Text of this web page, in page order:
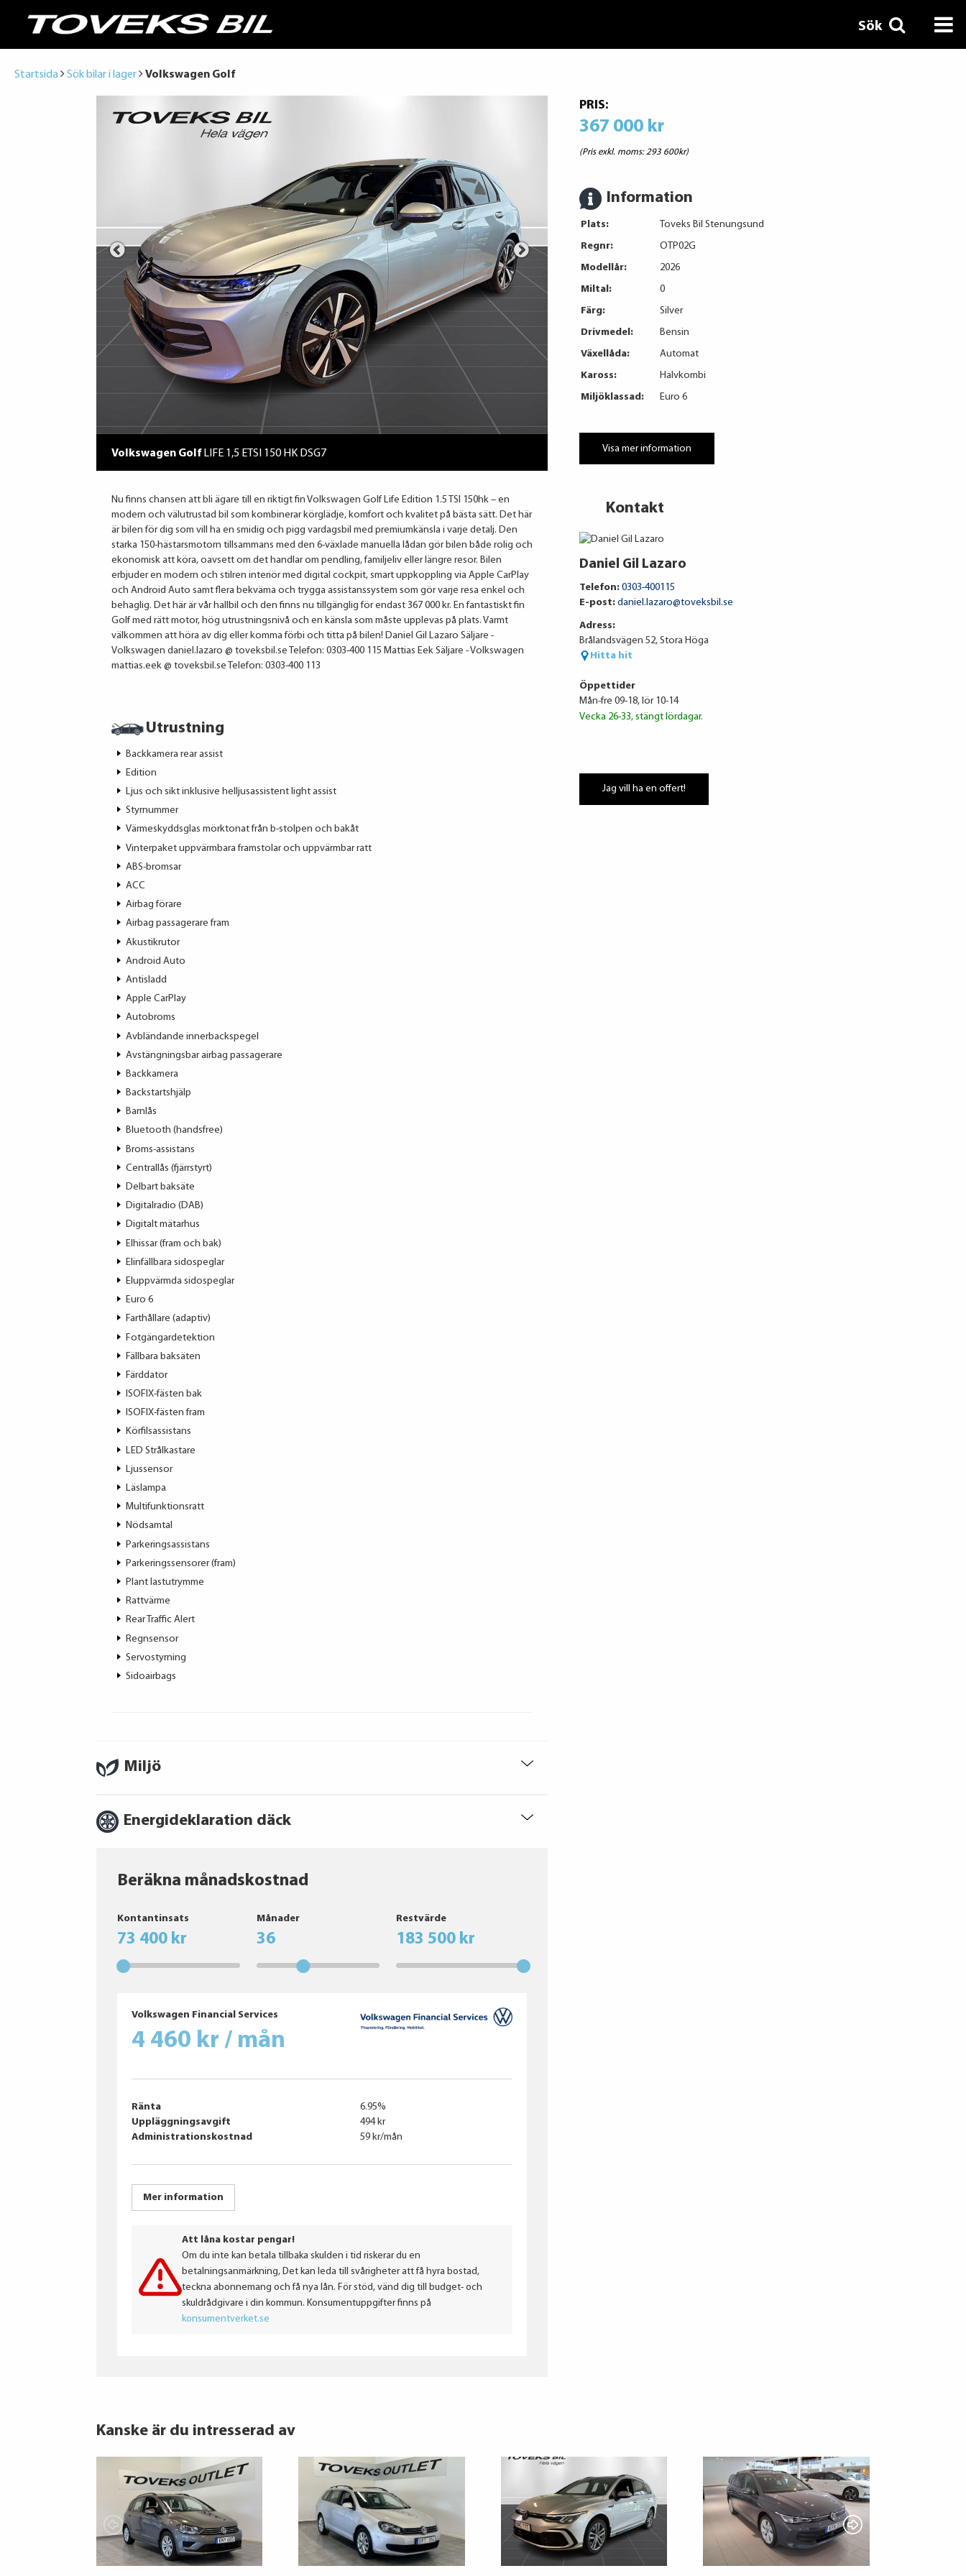
Sök
Startsida Sök bilar i lager Volkswagen Golf
Volkswagen Golf LIFE 1,5 ETSI 150 HK DSG7
Nu finns chansen att bli ägare till en riktigt fin Volkswagen Golf Life Edition 1.5 TSI 150hk – en
modern och välutrustad bil som kombinerar körglädje, komfort och kvalitet på bästa sätt. Det här
är bilen för dig som vill ha en smidig och pigg vardagsbil med premiumkänsla i varje detalj. Den
starka 150-hästarsmotorn tillsammans med den 6-växlade manuella lådan gör bilen både rolig och
ekonomisk att köra, oavsett om det handlar om pendling, familjeliv eller längre resor. Bilen
erbjuder en modern och stilren interiör med digital cockpit, smart uppkoppling via Apple CarPlay
och Android Auto samt flera bekväma och trygga assistanssystem som gör varje resa enkel och
behaglig. Det här är vår hallbil och den finns nu tillgänglig för endast 367 000 kr. En fantastiskt fin
Golf med rätt motor, hög utrustningsnivå och en känsla som måste upplevas på plats. Varmt
välkommen att höra av dig eller komma förbi och titta på bilen! Daniel Gil Lazaro Säljare -
Volkswagen daniel.lazaro @ toveksbil.se Telefon: 0303-400 115 Mattias Eek Säljare - Volkswagen
mattias.eek @ toveksbil.se Telefon: 0303-400 113
Utrustning
Backkamera rear assist
Edition
Ljus och sikt inklusive helljusassistent light assist
Styrnummer
Värmeskyddsglas mörktonat från b-stolpen och bakåt
Vinterpaket uppvärmbara framstolar och uppvärmbar ratt
ABS-bromsar
ACC
Airbag förare
Airbag passagerare fram
Akustikrutor
Android Auto
Antisladd
Apple CarPlay
Autobroms
Avbländande innerbackspegel
Avstängningsbar airbag passagerare
Backkamera
Backstartshjälp
Barnlås
Bluetooth (handsfree)
Broms-assistans
Centrallås (fjärrstyrt)
Delbart baksäte
Digitalradio (DAB)
Digitalt mätarhus
Elhissar (fram och bak)
Elinfällbara sidospeglar
Eluppvärmda sidospeglar
Euro 6
Farthållare (adaptiv)
Fotgängardetektion
Fällbara baksäten
Färddator
ISOFIX-fästen bak
ISOFIX-fästen fram
Körfilsassistans
LED Strålkastare
Ljussensor
Läslampa
Multifunktionsratt
Nödsamtal
Parkeringsassistans
Parkeringssensorer (fram)
Plant lastutrymme
Rattvärme
Rear Traffic Alert
Regnsensor
Servostyrning
Sidoairbags
Miljö
Energideklaration däck
Beräkna månadskostnad
Kontantinsats
73 400 kr
Månader
36
Restvärde
183 500 kr
Volkswagen Financial Services
4 460 kr / mån
Ränta
6.95%
Uppläggningsavgift
494 kr
Administrationskostnad
59 kr/mån
Mer information
Att låna kostar pengar!
Om du inte kan betala tillbaka skulden i tid riskerar du en
betalningsanmärkning, Det kan leda till svårigheter att få hyra bostad,
teckna abonnemang och få nya lån. För stöd, vänd dig till budget- och
skuldrådgivare i din kommun. Konsumentuppgifter finns på
konsumentverket.se
PRIS:
367 000 kr
(Pris exkl. moms: 293 600kr)
Information
Plats:
Toveks Bil Stenungsund
Regnr:
OTP02G
Modellår:
2026
Miltal:
0
Färg:
Silver
Drivmedel:
Bensin
Växellåda:
Automat
Kaross:
Halvkombi
Miljöklassad:
Euro 6
Visa mer information
Kontakt
Daniel Gil Lazaro
Telefon: 0303-400115
E-post: daniel.lazaro@toveksbil.se
Adress:
Brålandsvägen 52, Stora Höga
Hitta hit
Öppettider
Mån-fre 09-18, lör 10-14
Vecka 26-33, stängt lördagar.
Jag vill ha en offert!
Kanske är du intresserad av